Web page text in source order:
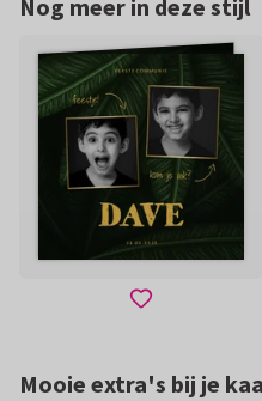
Nog meer in deze stijl
Mooie extra's bij je